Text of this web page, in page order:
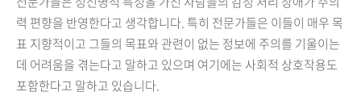
력 편향을 반영한다고 생각합니다. 특히 전문가들은 이들이 매우 목
표 지향적이고 그들의 목표와 관련이 없는 정보에 주의를 기울이는
데 어려움을 겪는다고 말하고 있으며 여기에는 사회적 상호작용도
포함한다고 말하고 있습니다.